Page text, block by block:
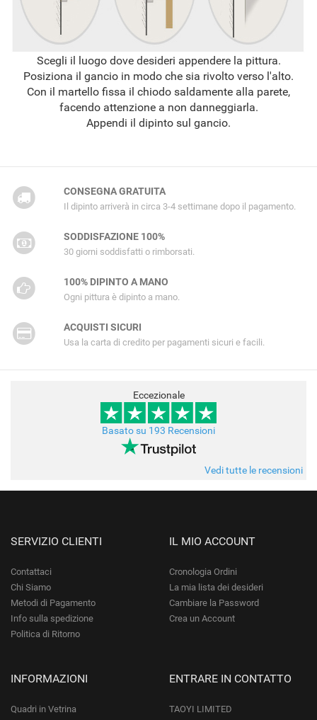
Scegli il luogo dove desideri appendere la pittura.
Posiziona il gancio in modo che sia rivolto verso l'alto.
Con il martello fissa il chiodo saldamente alla parete,
facendo attenzione a non danneggiarla.
Appendi il dipinto sul gancio.
CONSEGNA GRATUITA
Il dipinto arriverà in circa 3-4 settimane dopo il pagamento.
SODDISFAZIONE 100%
30 giorni soddisfatti o rimborsati.
100% DIPINTO A MANO
Ogni pittura è dipinto a mano.
ACQUISTI SICURI
Usa la carta di credito per pagamenti sicuri e facili.
Eccezionale
Basato su 193 Recensioni
Vedi tutte le recensioni
SERVIZIO CLIENTI
Contattaci
Chi Siamo
Metodi di Pagamento
Info sulla spedizione
Politica di Ritorno
IL MIO ACCOUNT
Cronologia Ordini
La mia lista dei desideri
Cambiare la Password
Crea un Account
INFORMAZIONI
Quadri in Vetrina
ENTRARE IN CONTATTO
TAOYI LIMITED